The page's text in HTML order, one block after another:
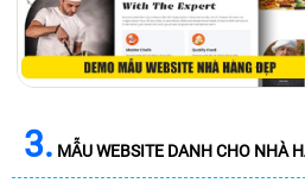
3. MẪU WEBSITE DANH CHO NHÀ